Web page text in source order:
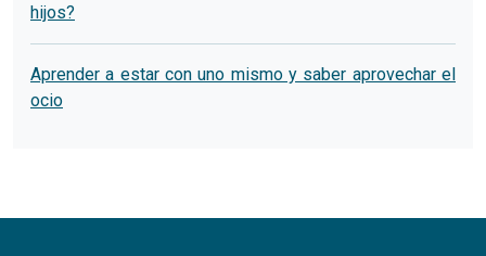
hijos?
Aprender a estar con uno mismo y saber aprovechar el
ocio